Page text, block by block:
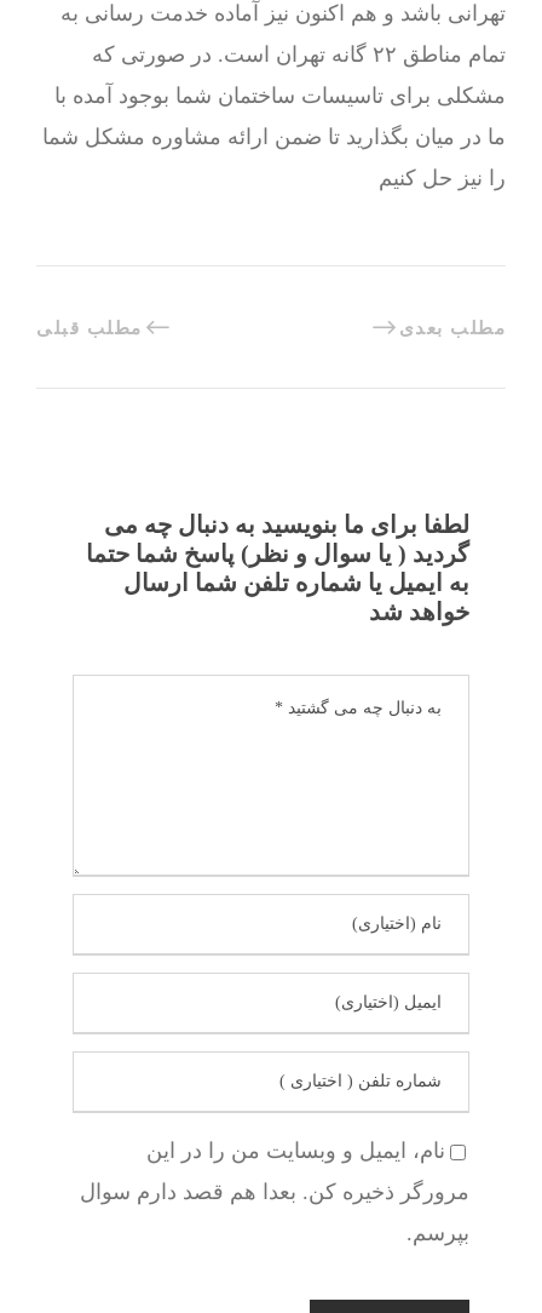
تهرانی باشد و هم اکنون نیز آماده خدمت رسانی به
تمام مناطق ۲۲ گانه تهران است. در صورتی که
مشکلی برای تاسیسات ساختمان شما بوجود آمده با
ما در میان بگذارید تا ضمن ارائه مشاوره مشکل شما
را نیز حل کنیم
مطلب قبلی مطلب بعدی
لطفا برای ما بنویسید به دنبال چه می
گردید ( یا سوال و نظر) پاسخ شما حتما
به ایمیل یا شماره تلفن شما ارسال
خواهد شد
نام، ایمیل و وبسایت من را در این
مرورگر ذخیره کن. بعدا هم قصد دارم سوال
بپرسم.